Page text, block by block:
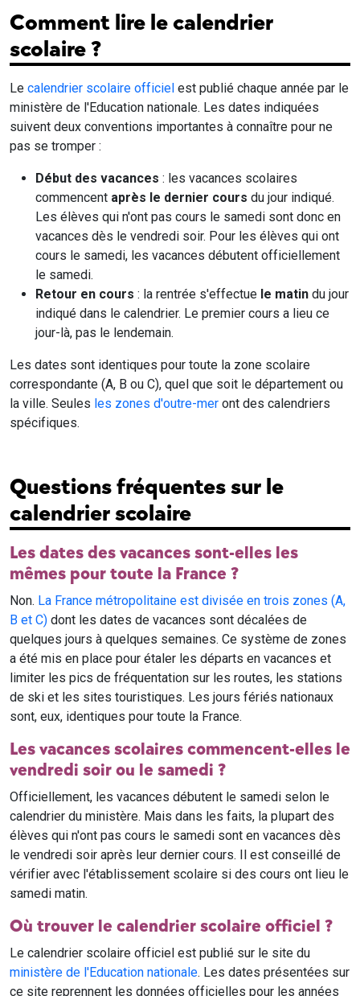
Comment lire le calendrier
scolaire ?
Le calendrier scolaire officiel est publié chaque année par le
ministère de l'Education nationale. Les dates indiquées
suivent deux conventions importantes à connaître pour ne
pas se tromper :
Début des vacances : les vacances scolaires
commencent après le dernier cours du jour indiqué.
Les élèves qui n'ont pas cours le samedi sont donc en
vacances dès le vendredi soir. Pour les élèves qui ont
cours le samedi, les vacances débutent officiellement
le samedi.
Retour en cours : la rentrée s'effectue le matin du jour
indiqué dans le calendrier. Le premier cours a lieu ce
jour-là, pas le lendemain.
Les dates sont identiques pour toute la zone scolaire
correspondante (A, B ou C), quel que soit le département ou
la ville. Seules les zones d'outre-mer ont des calendriers
spécifiques.
Questions fréquentes sur le
calendrier scolaire
Les dates des vacances sont-elles les
mêmes pour toute la France ?
Non. La France métropolitaine est divisée en trois zones (A,
B et C) dont les dates de vacances sont décalées de
quelques jours à quelques semaines. Ce système de zones
a été mis en place pour étaler les départs en vacances et
limiter les pics de fréquentation sur les routes, les stations
de ski et les sites touristiques. Les jours fériés nationaux
sont, eux, identiques pour toute la France.
Les vacances scolaires commencent-elles le
vendredi soir ou le samedi ?
Officiellement, les vacances débutent le samedi selon le
calendrier du ministère. Mais dans les faits, la plupart des
élèves qui n'ont pas cours le samedi sont en vacances dès
le vendredi soir après leur dernier cours. Il est conseillé de
vérifier avec l'établissement scolaire si des cours ont lieu le
samedi matin.
Où trouver le calendrier scolaire officiel ?
Le calendrier scolaire officiel est publié sur le site du
ministère de l'Education nationale. Les dates présentées sur
ce site reprennent les données officielles pour les années